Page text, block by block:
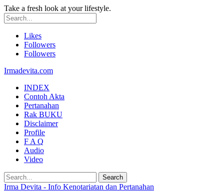
Take a fresh look at your lifestyle.
Likes
Followers
Followers
Irmadevita.com
INDEX
Contoh Akta
Pertanahan
Rak BUKU
Disclaimer
Profile
F A Q
Audio
Video
Irma Devita - Info Kenotariatan dan Pertanahan